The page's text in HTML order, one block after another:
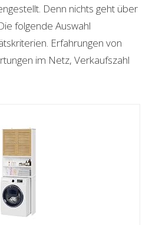
Denn nichts geht über
folgende Auswahl
Erfahrungen von
im Netz, Verkaufszahl